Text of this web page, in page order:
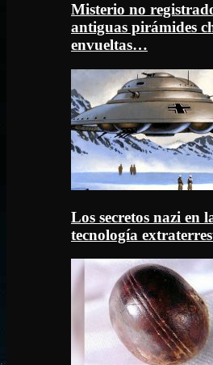
Misterio no
antiguas pirámides
envueltas…
Los secretos nazi en
tecnología